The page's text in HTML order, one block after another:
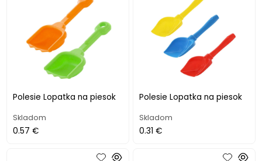
Polesie Lopatka na piesok
Skladom
0.57 €
Polesie Lopatka na piesok
Skladom
0.31 €